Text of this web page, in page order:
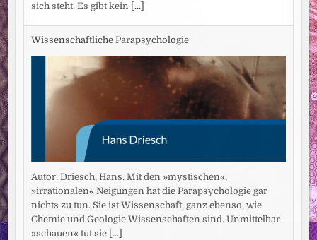
sich steht. Es gibt kein [...]
Wissenschaftliche Parapsychologie
Autor: Driesch, Hans. Mit den »mystischen«,
»irrationalen« Neigungen hat die Parapsychologie gar
nichts zu tun. Sie ist Wissenschaft, ganz ebenso, wie
Chemie und Geologie Wissenschaften sind. Unmittelbar
»schauen« tut sie [...]